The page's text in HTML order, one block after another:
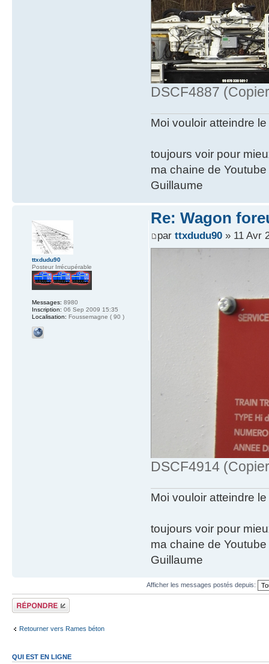
DSCF4887
Moi vouloir atteindre
toujours voir pour
ma chaine de
Guillaume
Re: Wagon
par ttxdudu90» 11 Avr
DSCF4914
Moi vouloir atteindre
toujours voir pour
ma chaine de
Guillaume
ttxdudu90
Posteur Irrécupérable
Messages: 8980
Inscription: 06 Sep 2009 15:35
Localisation: Foussemagne ( 90 )
Afficher les messages postés depuis:
Répondre
Retourner vers Rames béton
QUI EST EN LIGNE